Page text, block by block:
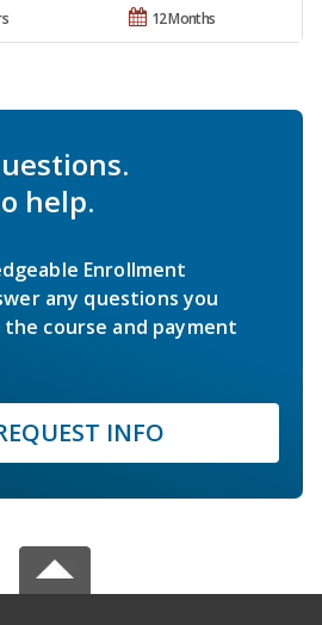
12 Months
help.
Enrollment
any questions you
course and payment
INFO